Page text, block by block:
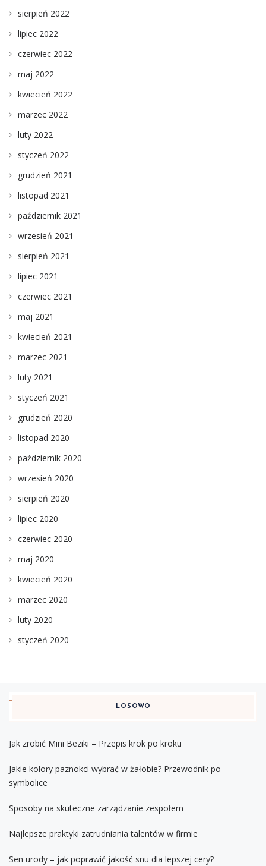
sierpień 2022
lipiec 2022
czerwiec 2022
maj 2022
kwiecień 2022
marzec 2022
luty 2022
styczeń 2022
grudzień 2021
listopad 2021
październik 2021
wrzesień 2021
sierpień 2021
lipiec 2021
czerwiec 2021
maj 2021
kwiecień 2021
marzec 2021
luty 2021
styczeń 2021
grudzień 2020
listopad 2020
październik 2020
wrzesień 2020
sierpień 2020
lipiec 2020
czerwiec 2020
maj 2020
kwiecień 2020
marzec 2020
luty 2020
styczeń 2020
LOSOWO
Jak zrobić Mini Beziki – Przepis krok po kroku
Jakie kolory paznokci wybrać w żałobie? Przewodnik po
symbolice
Sposoby na skuteczne zarządzanie zespołem
Najlepsze praktyki zatrudniania talentów w firmie
Sen urody – jak poprawić jakość snu dla lepszej cery?